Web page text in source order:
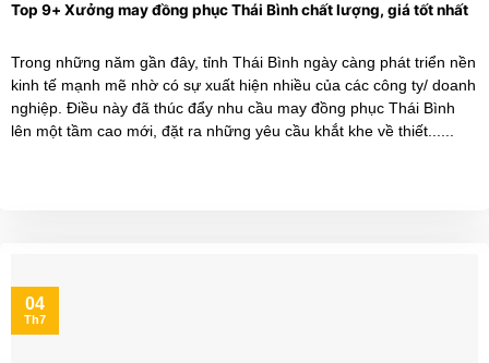
Top 9+ Xưởng may đồng phục Thái Bình chất lượng, giá tốt nhất
Trong những năm gần đây, tỉnh Thái Bình ngày càng phát triển nền
kinh tế mạnh mẽ nhờ có sự xuất hiện nhiều của các công ty/ doanh
nghiệp. Điều này đã thúc đẩy nhu cầu may đồng phục Thái Bình
lên một tầm cao mới, đặt ra những yêu cầu khắt khe về thiết......
04
Th7